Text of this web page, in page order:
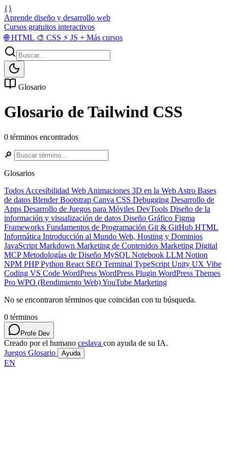
{}
Aprende diseño y desarrollo web
Cursos gratuitos interactivos
🌐HTML 🎨 CSS ⚡ JS + Más cursos
Glosario
Glosario de Tailwind CSS
0 términos encontrados
🔎
Glosarios
Todos Accesibilidad Web Animaciones 3D en la Web Astro Bases
de datos BlenderBootstrap Canva CSS Debugging Desarrollo de
Apps Desarrollo de Juegos para Móviles DevTools Diseño de la
información y visualización de datos Diseño Gráfico Figma
Frameworks Fundamentos de Programación Git & GitHub HTML
Informática Introducción al Mundo Web, Hosting y Dominios
JavaScript Markdown Marketing de Contenidos Marketing Digital
MCPMetodologías de Diseño MySQL Notebook LLM Notion
NPM PHPPython React SEO Terminal TypeScript Unity UX Vibe
Coding VS Code WordPress WordPress Plugin WordPress Themes
Pro WPO (Rendimiento Web)YouTube Marketing
No se encontraron términos que coincidan con tu búsqueda.
0 términos
Profe Dev
Creado por el humano ceslava con ayuda de su IA.
Juegos Glosario Ayuda
EN